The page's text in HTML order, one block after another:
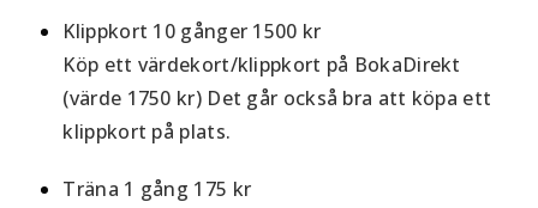
Klippkort 10 gånger 1500 kr
Köp ett värdekort/klippkort på BokaDirekt
(värde 1750 kr) Det går också bra att köpa ett
klippkort på plats.
Träna 1 gång 175 kr